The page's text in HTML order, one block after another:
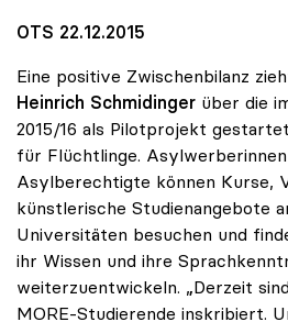
OTS 22.12.2015
Eine positive Zwischenbilanz
Heinrich Schmidinger über die
2015/16 als Pilotprojekt
für Flüchtlinge.
Asylberechtigte können Kurse,
künstlerische Studienangebote
Universitäten besuchen und
ihr Wissen und ihre
weiterzuentwickeln. „Derzeit
MORE-Studierende inskribiert.